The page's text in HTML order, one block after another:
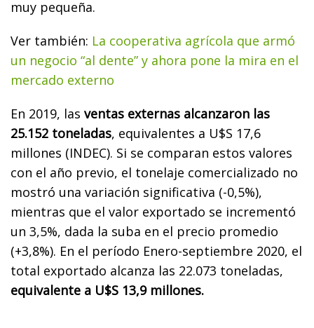
muy pequeña.
Ver también: La cooperativa agrícola que armó
un negocio “al dente” y ahora pone la mira en el
mercado externo
En 2019, las ventas externas alcanzaron las
25.152 toneladas, equivalentes a U$S 17,6
millones (INDEC). Si se comparan estos valores
con el año previo, el tonelaje comercializado no
mostró una variación significativa (-0,5%),
mientras que el valor exportado se incrementó
un 3,5%, dada la suba en el precio promedio
(+3,8%). En el período Enero-septiembre 2020, el
total exportado alcanza las 22.073 toneladas,
equivalente a U$S 13,9 millones.